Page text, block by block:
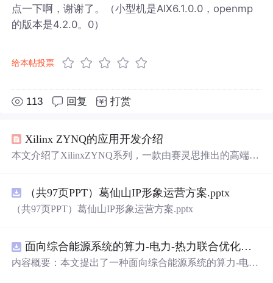
点一下啊，谢谢了。（小型机是AIX6.1.0.0，openmp
的版本是4.2.0。0）
给本帖投票
113 回复 打赏
Xilinx ZYNQ的应用开发介绍
本文介绍了XilinxZYNQ系列，一款由赛灵思推出的高端嵌
境和开发工具，以及Zynq-7000系列的不同型号特点。
（共97页PPT）葛仙山IP形象运营方案.pptx
（共97页PPT）葛仙山IP形象运营方案.pptx
面向综合能源系统的算力-电力-热力联合优化调度策略（Matlab代码
内容概要：本文提出了一种面向综合能源系统的算力-电